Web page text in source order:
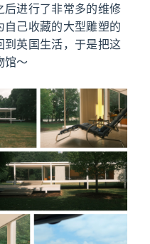
后进行了非常多的维修
己收藏的大型雕塑的
到英国生活，于是把这
馆～